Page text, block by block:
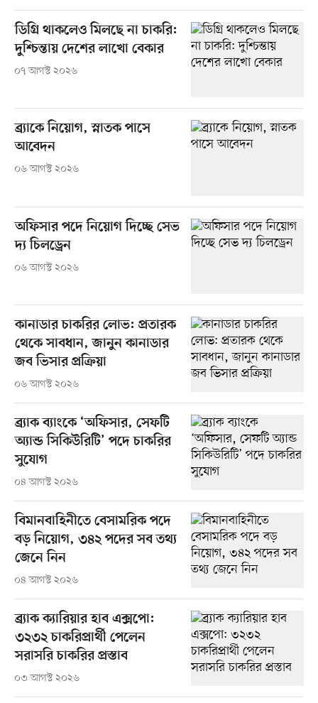
ডিগ্রি থাকলেও মিলছে না চাকরি:
দুশ্চিন্তায় দেশের লাখো বেকার
০৭ আগস্ট ২০২৬
ব্র্যাকে নিয়োগ, স্নাতক পাসে
আবেদন
০৬ আগস্ট ২০২৬
অফিসার পদে নিয়োগ দিচ্ছে সেভ
দ্য চিলড্রেন
০৬ আগস্ট ২০২৬
কানাডার চাকরির লোভ: প্রতারক
থেকে সাবধান, জানুন কানাডার
জব ভিসার প্রক্রিয়া
০৬ আগস্ট ২০২৬
ব্র্যাক ব্যাংকে ‘অফিসার, সেফটি
অ্যান্ড সিকিউরিটি’ পদে চাকরির
সুযোগ
০৪ আগস্ট ২০২৬
বিমানবাহিনীতে বেসামরিক পদে
বড় নিয়োগ, ৩৪২ পদের সব তথ্য
জেনে নিন
০৪ আগস্ট ২০২৬
ব্র্যাক ক্যারিয়ার হাব এক্সপো:
৩২৩২ চাকরিপ্রার্থী পেলেন
সরাসরি চাকরির প্রস্তাব
০৩ আগস্ট ২০২৬